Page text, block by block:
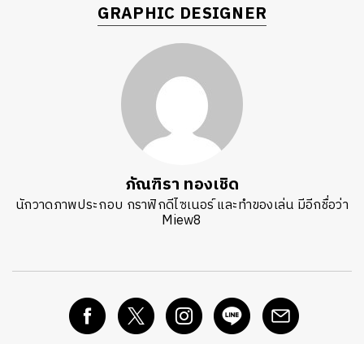
GRAPHIC DESIGNER
ภัณฑิรา ทองเชิด
นักวาดภาพประกอบ กราฟิกดีไซเนอร์ และทำของเล่น มีอีกชื่อว่า
Miew8